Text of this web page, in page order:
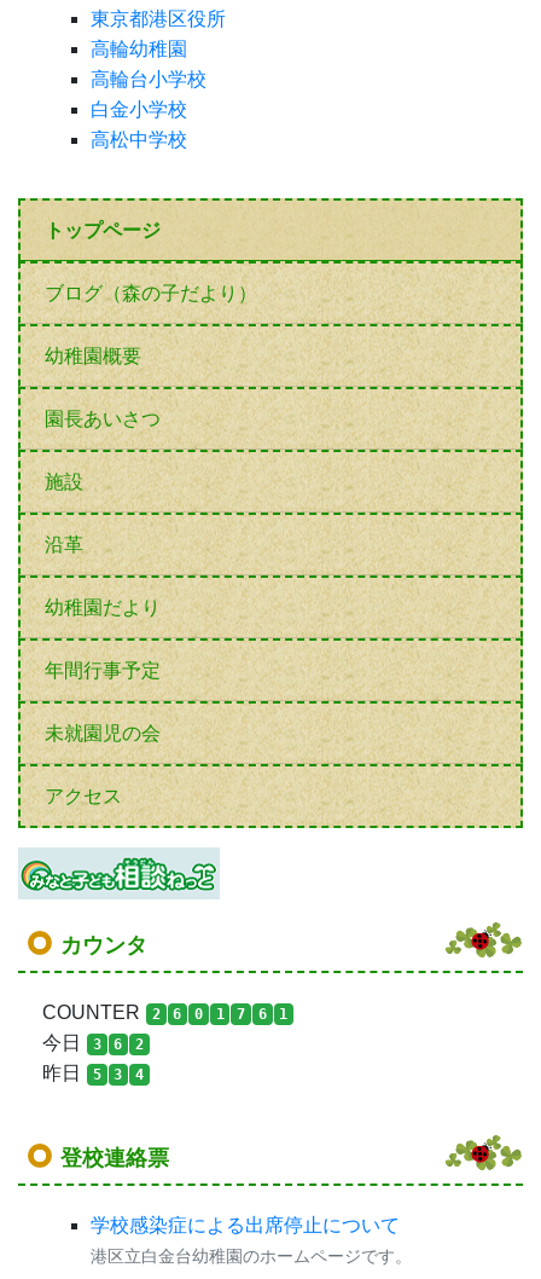
東京都港区役所
高輪幼稚園
高輪台小学校
白金小学校
高松中学校
トップページ
ブログ（森の子だより）
幼稚園概要
園長あいさつ
施設
沿革
幼稚園だより
年間行事予定
未就園児の会
アクセス
カウンタ
COUNTER 2 6 0 1 7 6 1
今日 3 6 2
昨日 5 3 4
登校連絡票
学校感染症による出席停止について
港区立白金台幼稚園のホームページです。